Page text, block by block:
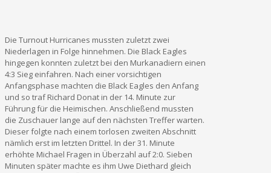
Die Turnout Hurricanes mussten zuletzt zwei
Niederlagen in Folge hinnehmen. Die Black Eagles
hingegen konnten zuletzt bei den Murkanadiern einen
4:3 Sieg einfahren. Nach einer vorsichtigen
Anfangsphase machten die Black Eagles den Anfang
und so traf Richard Donat in der 14. Minute zur
Führung für die Heimischen. Anschließend mussten
die Zuschauer lange auf den nächsten Treffer warten.
Dieser folgte nach einem torlosen zweiten Abschnitt
nämlich erst im letzten Drittel. In der 31. Minute
erhöhte Michael Fragen in Überzahl auf 2:0. Sieben
Minuten später machte es ihm Uwe Diethard gleich